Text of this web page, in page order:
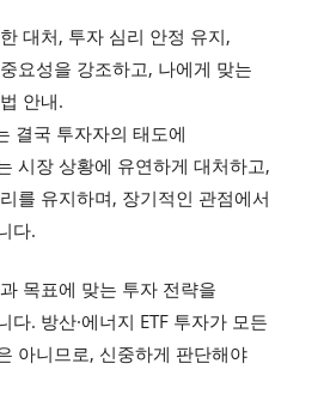
대처, 투자 심리 안정 유지,
요성을 강조하고, 나에게 맞는
안내.
결국 투자자의 태도에
시장 상황에 유연하게 대처하고,
를 유지하며, 장기적인 관점에서
다.
목표에 맞는 투자 전략을
다. 방산·에너지 ETF 투자가 모든
아니므로, 신중하게 판단해야